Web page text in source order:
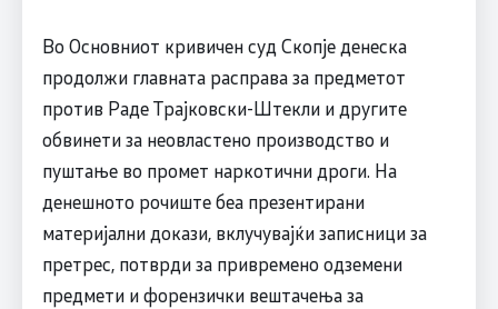
Во Основниот кривичен суд Скопје денеска
продолжи главната расправа за предметот
против Раде Трајковски-Штекли и другите
обвинети за неовластено производство и
пуштање во промет наркотични дроги. На
денешното рочиште беа презентирани
материјални докази, вклучувајќи записници за
претрес, потврди за привремено одземени
предмети и форензички вештачења за